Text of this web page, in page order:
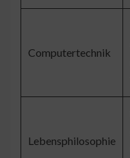
Computertechnik
Lebensphilosophie